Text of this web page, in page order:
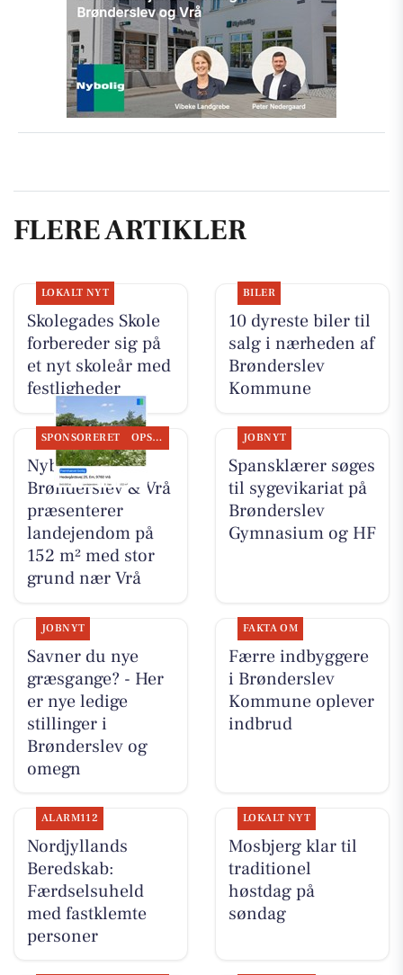
FLERE ARTIKLER
LOKALT NYT
Skolegades Skole
forbereder sig på
et nyt skoleår med
festligheder
BILER
10 dyreste biler til
salg i nærheden af
Brønderslev
Kommune
SPONSORERET OPSLAGSTAVLEN
Nybolig
Brønderslev & Vrå
præsenterer
landejendom på
152 m² med stor
grund nær Vrå
JOBNYT
Spansklærer søges
til sygevikariat på
Brønderslev
Gymnasium og HF
JOBNYT
Savner du nye
græsgange? - Her
er nye ledige
stillinger i
Brønderslev og
omegn
FAKTA OM
Færre indbyggere
i Brønderslev
Kommune oplever
indbrud
ALARM112
Nordjyllands
Beredskab:
Færdselsuheld
med fastklemte
personer
LOKALT NYT
Mosbjerg klar til
traditionel
høstdag på
søndag